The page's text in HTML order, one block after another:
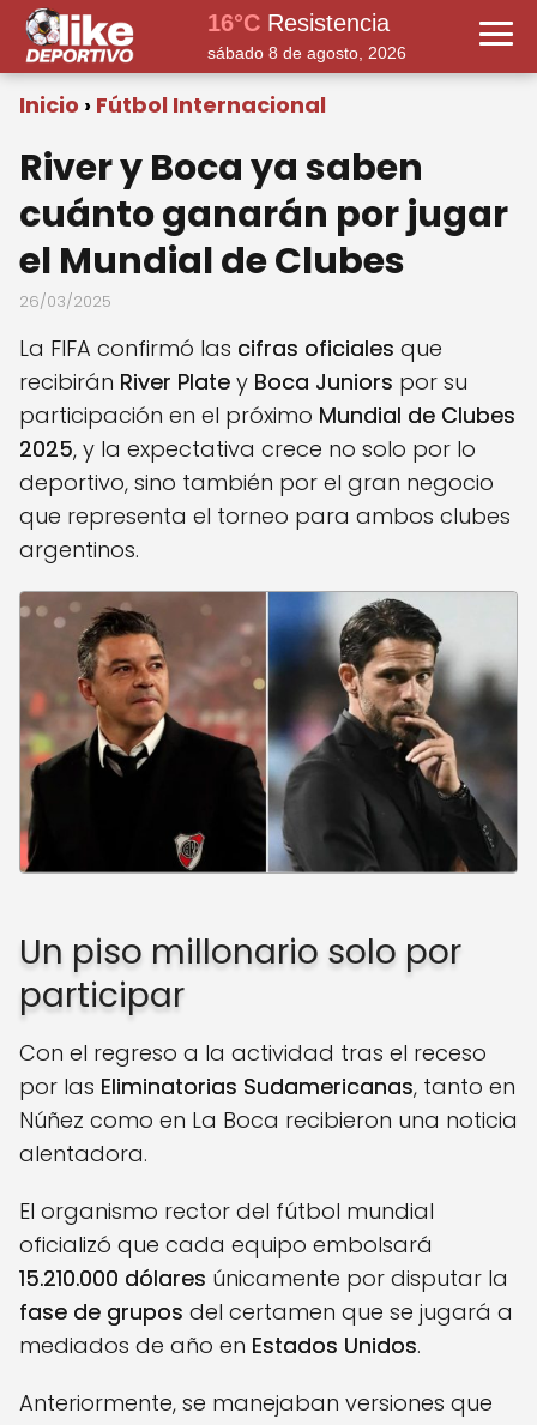
16°C Resistencia
sábado 8 de agosto, 2026
Inicio Fútbol Internacional
River y Boca ya saben
cuánto ganarán por jugar
el Mundial de Clubes
26/03/2025
La FIFA confirmó las cifras oficiales que
recibirán River Plate y Boca Juniors por su
participación en el próximo Mundial de Clubes
2025, y la expectativa crece no solo por lo
deportivo, sino también por el gran negocio
que representa el torneo para ambos clubes
argentinos.
Un piso millonario solo por
participar
Con el regreso a la actividad tras el receso
por las Eliminatorias Sudamericanas, tanto en
Núñez como en La Boca recibieron una noticia
alentadora.
El organismo rector del fútbol mundial
oficializó que cada equipo embolsará
15.210.000 dólares únicamente por disputar la
fase de grupos del certamen que se jugará a
mediados de año en Estados Unidos.
Anteriormente, se manejaban versiones que